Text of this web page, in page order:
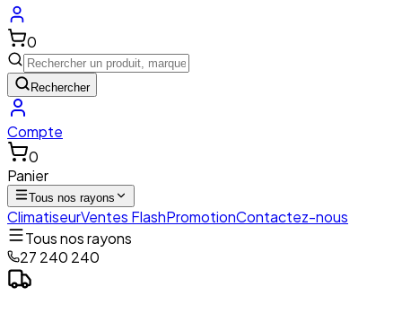
0
Rechercher
Compte
0
Panier
Tous nos rayons
ClimatiseurVentes FlashPromotionContactez-nous
Tous nos rayons
27 240 240